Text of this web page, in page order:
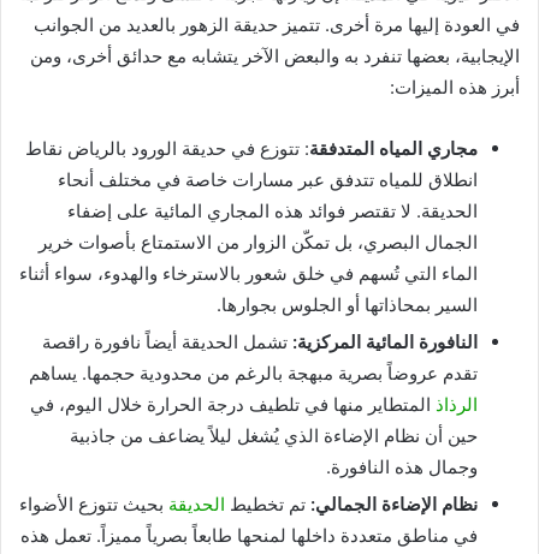
في العودة إليها مرة أخرى. تتميز حديقة الزهور بالعديد من الجوانب
الإيجابية، بعضها تنفرد به والبعض الآخر يتشابه مع حدائق أخرى، ومن
أبرز هذه الميزات:
مجاري المياه المتدفقة: تتوزع في حديقة الورود بالرياض نقاط
انطلاق للمياه تتدفق عبر مسارات خاصة في مختلف أنحاء
الحديقة. لا تقتصر فوائد هذه المجاري المائية على إضفاء
الجمال البصري، بل تمكّن الزوار من الاستمتاع بأصوات خرير
الماء التي تُسهم في خلق شعور بالاسترخاء والهدوء، سواء أثناء
السير بمحاذاتها أو الجلوس بجوارها.
النافورة المائية المركزية: تشمل الحديقة أيضاً نافورة راقصة
تقدم عروضاً بصرية مبهجة بالرغم من محدودية حجمها. يساهم
الرذاذ المتطاير منها في تلطيف درجة الحرارة خلال اليوم، في
حين أن نظام الإضاءة الذي يُشغل ليلاً يضاعف من جاذبية
وجمال هذه النافورة.
نظام الإضاءة الجمالي: تم تخطيط الحديقة بحيث تتوزع الأضواء
في مناطق متعددة داخلها لمنحها طابعاً بصرياً مميزاً. تعمل هذه